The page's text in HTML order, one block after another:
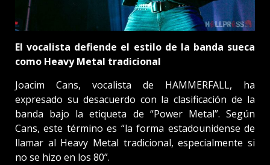
El vocalista defiende el estilo de la banda sueca
como Heavy Metal tradicional
Joacim Cans, vocalista de HAMMERFALL, ha
expresado su desacuerdo con la clasificación de la
banda bajo la etiqueta de “Power Metal”. Según
Cans, este término es “la forma estadounidense de
llamar al Heavy Metal tradicional, especialmente si
no se hizo en los 80”.